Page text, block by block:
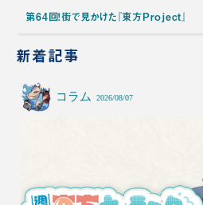
第64回！街で見かけた『東方Project』
新着記事
コラム 2026/08/07